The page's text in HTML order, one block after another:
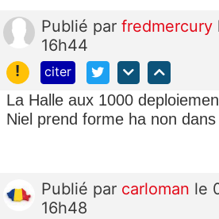
Publié par fredmercury
16h44
!
citer
La Halle aux 1000
Niel prend forme ha non
Publié par carloman le
16h48